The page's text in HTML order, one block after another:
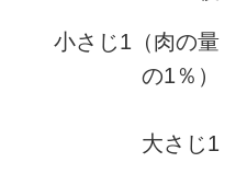
小さじ1（肉の量
の1％）
大さじ1